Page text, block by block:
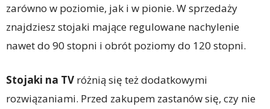
zarówno w poziomie, jak i w pionie. W sprzedaży
znajdziesz stojaki mające regulowane nachylenie
nawet do 90 stopni i obrót poziomy do 120 stopni.
Stojaki na TV różnią się też dodatkowymi
rozwiązaniami. Przed zakupem zastanów się, czy nie